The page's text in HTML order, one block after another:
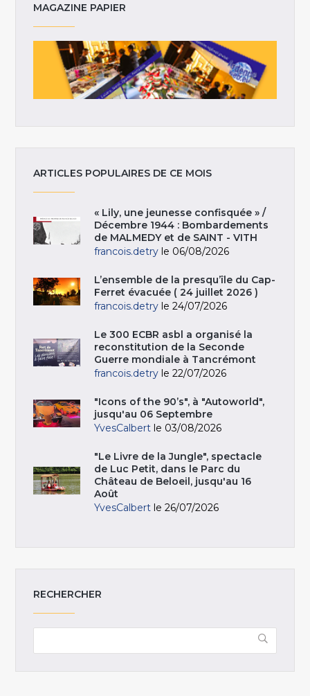
MAGAZINE PAPIER
ARTICLES POPULAIRES DE CE MOIS
« Lily, une jeunesse confisquée » /
Décembre 1944 : Bombardements
de MALMEDY et de SAINT - VITH
francois.detry le 06/08/2026
L’ensemble de la presqu’île du Cap-
Ferret évacuée ( 24 juillet 2026 )
francois.detry le 24/07/2026
Le 300 ECBR asbl a organisé la
reconstitution de la Seconde
Guerre mondiale à Tancrémont
francois.detry le 22/07/2026
"Icons of the 90’s", à "Autoworld",
jusqu'au 06 Septembre
YvesCalbert le 03/08/2026
"Le Livre de la Jungle", spectacle
de Luc Petit, dans le Parc du
Château de Beloeil, jusqu'au 16
Août
YvesCalbert le 26/07/2026
RECHERCHER